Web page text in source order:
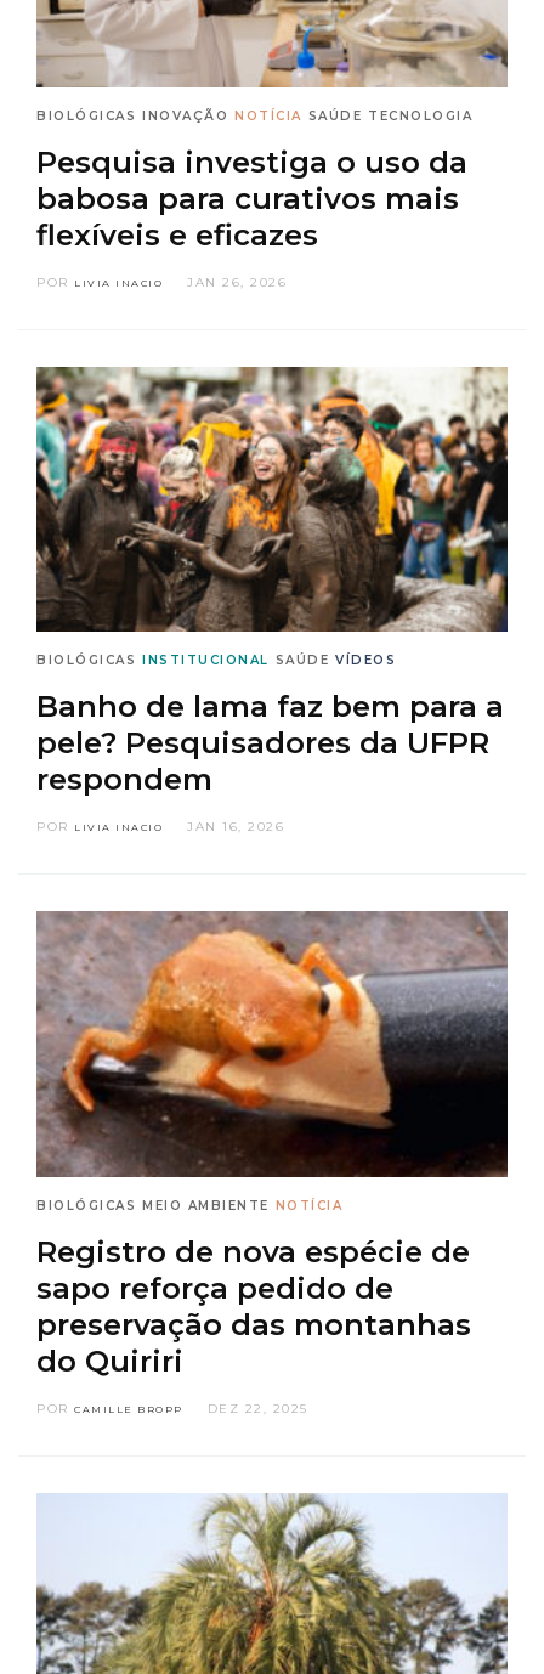
BIOLÓGICAS INOVAÇÃO NOTÍCIA SAÚDE TECNOLOGIA
Pesquisa investiga o uso da
babosa para curativos mais
flexíveis e eficazes
POR LIVIA INACIO JAN 26, 2026
BIOLÓGICAS INSTITUCIONAL SAÚDE VÍDEOS
Banho de lama faz bem para a
pele? Pesquisadores da UFPR
respondem
POR LIVIA INACIO JAN 16, 2026
BIOLÓGICAS MEIO AMBIENTE NOTÍCIA
Registro de nova espécie de
sapo reforça pedido de
preservação das montanhas
do Quiriri
POR CAMILLE BROPP DEZ 22, 2025